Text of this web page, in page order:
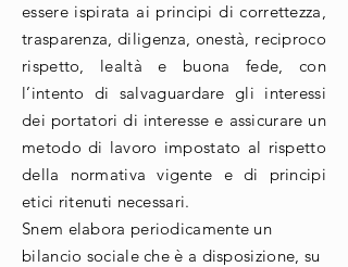
essere ispirata ai principi di correttezza,
trasparenza, diligenza, onestà, reciproco
rispetto, lealtà e buona fede, con
l’intento di salvaguardare gli interessi
dei portatori di interesse e assicurare un
metodo di lavoro impostato al rispetto
della normativa vigente e di principi
etici ritenuti necessari.
Snem elabora periodicamente un
bilancio sociale che è a disposizione, su